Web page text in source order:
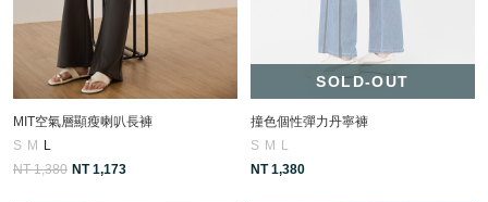
MIT空氣層顯瘦喇叭長褲
S M
L
NT 1,380 NT 1,173
SOLD-OUT
撞色個性彈力丹寧褲
S M
L
NT 1,380